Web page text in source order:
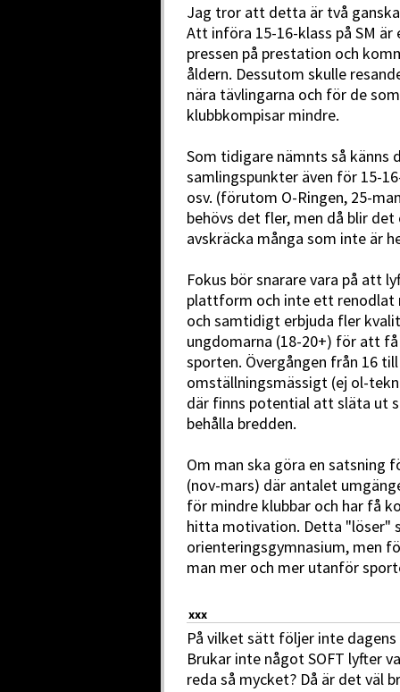
Jag tror att detta är två
Att införa 15-16-klass på SM
pressen på prestation och
åldern. Dessutom skulle
nära tävlingarna och för de
klubbkompisar mindre.
Som tidigare nämnts så
samlingspunkter även för 15-
osv. (förutom O-Ringen, 25-
behövs det fler, men då blir
avskräcka många som inte är
Fokus bör snarare vara på att
plattform och inte ett renodlat
och samtidigt erbjuda fler
ungdomarna (18-20+) för att
sporten. Övergången från 16
omställningsmässigt (ej ol-
där finns potential att släta ut
behålla bredden.
Om man ska göra en satsning
(nov-mars) där antalet
för mindre klubbar och har få
hitta motivation. Detta "löser"
orienteringsgymnasium, men
man mer och mer utanför
xxx
På vilket sätt följer inte
Brukar inte något SOFT lyfter
reda så mycket? Då är det väl